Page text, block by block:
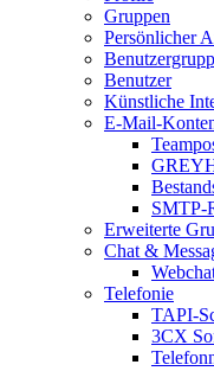
Gruppen
Persönlicher
Benutzer
Künstliche
E-Mail-
SMTP-
Erweiterte
Chat &
Telefonie
TAPI-
3CX